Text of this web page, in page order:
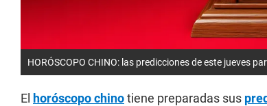
HORÓSCOPO CHINO: las predicciones de este jueves
El horóscopo chinotiene preparadas sus